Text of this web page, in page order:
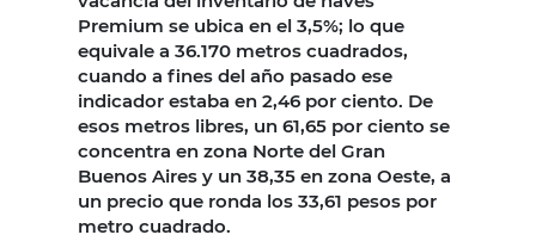
Premium se ubica en el 3,5%; lo que
equivale a 36.170 metros cuadrados,
cuando a fines del año pasado ese
indicador estaba en 2,46 por ciento. De
esos metros libres, un 61,65 por ciento se
concentra en zona Norte del Gran
Buenos Aires y un 38,35 en zona Oeste, a
un precio que ronda los 33,61 pesos por
metro cuadrado.